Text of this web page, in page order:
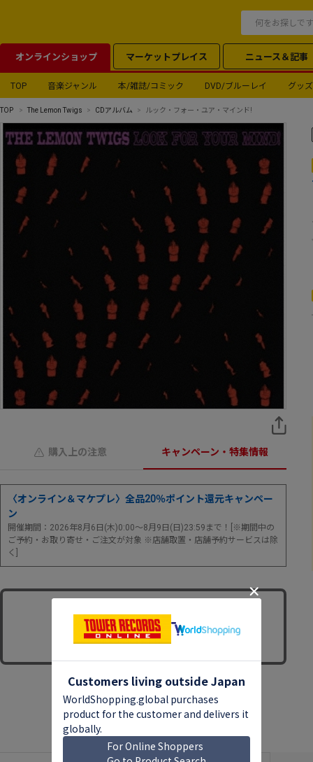
オンラインショップ マーケットプレイス ニュース＆記事
TOP 音楽ジャンル 本/雑誌/コミック DVD/ブルーレイ グッズ
TOP The Lemon Twigs CDアルバム ルック・フォー・ユア・マインド!
購入上の注意 キャンペーン・特集情報
〈オンライン＆マケプレ〉全品20％ポイント還元キャンペー
ン
開催期間：2026年8月6日(木)0:00～8月9日(日)23:59まで！[※期間中の
ご予約・お取り寄せ・ご注文が対象 ※店舗取置・店舗予約サービスは除
く]